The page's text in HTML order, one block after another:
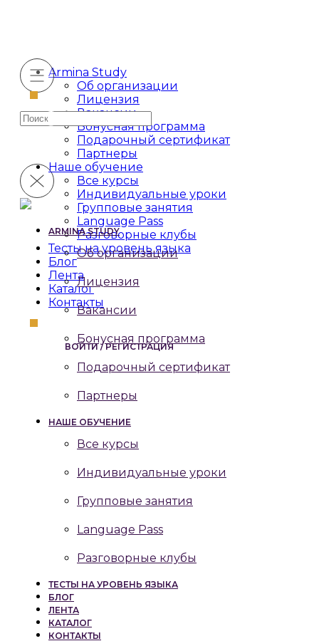
Armina Study
Об организации
Лицензия
Вакансии
Бонусная программа
Подарочный сертификат
Партнеры
Наше обучение
Все курсы
Индивидуальные уроки
Групповые занятия
Language Pass
Разговорные клубы
Тесты на уровень языка
Блог
Лента
Каталог
Контакты
ВОЙТИ / РЕГИСТРАЦИЯ
Искать:
ARMINA STUDY
Об организации
Лицензия
Вакансии
Бонусная программа
Подарочный сертификат
Партнеры
НАШЕ ОБУЧЕНИЕ
Все курсы
Индивидуальные уроки
Групповые занятия
Language Pass
Разговорные клубы
ТЕСТЫ НА УРОВЕНЬ ЯЗЫКА
БЛОГ
ЛЕНТА
КАТАЛОГ
КОНТАКТЫ